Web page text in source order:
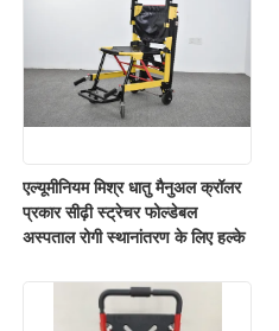
एल्यूमीनियम मिश्र धातु मैनुअल क्रॉलर
प्रकार सीढ़ी स्ट्रेचर फोल्डेबल
अस्पताल रोगी स्थानांतरण के लिए हल्के